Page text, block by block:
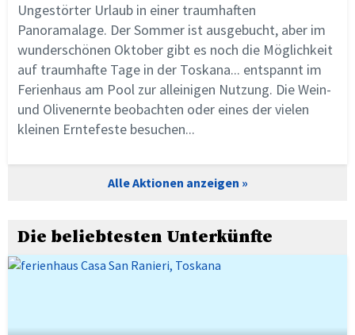
Ungestörter Urlaub in einer traumhaften
Panoramalage. Der Sommer ist ausgebucht, aber im
wunderschönen Oktober gibt es noch die Möglichkeit
auf traumhafte Tage in der Toskana... entspannt im
Ferienhaus am Pool zur alleinigen Nutzung. Die Wein-
und Olivenernte beobachten oder eines der vielen
kleinen Erntefeste besuchen...
Alle Aktionen anzeigen
Die beliebtesten Unterkünfte